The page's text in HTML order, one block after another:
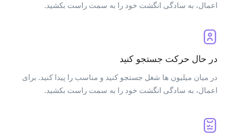
اعمال، به سادگی انگشت خود را به سمت راست بکشید.
در حال حرکت جستجو کنید
در میان میلیون ها شغل جستجو کنید و مناسب را پیدا کنید. برای
اعمال، به سادگی انگشت خود را به سمت راست بکشید.